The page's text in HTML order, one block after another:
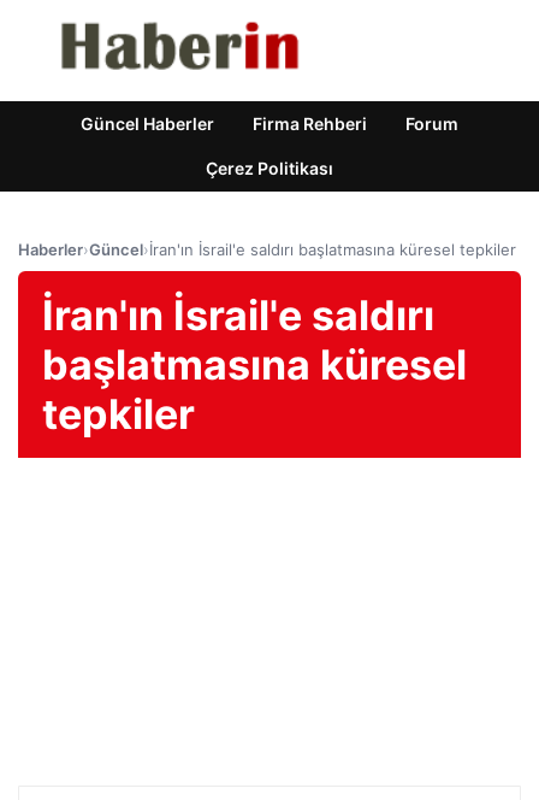
Güncel Haberler Firma Rehberi Forum
Çerez Politikası
Haberler›Güncel›İran'ın İsrail'e saldırı başlatmasına küresel tepkiler
İran'ın İsrail'e saldırı
başlatmasına küresel
tepkiler